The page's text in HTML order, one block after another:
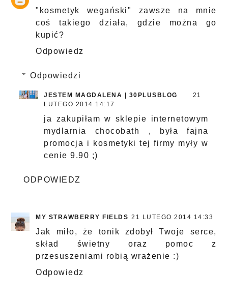
"kosmetyk wegański" zawsze na mnie
coś takiego działa, gdzie można go
kupić?
Odpowiedz
Odpowiedzi
JESTEM MAGDALENA | 30PLUSBLOG
21
LUTEGO 2014 14:17
ja zakupiłam w sklepie internetowym
mydlarnia chocobath , była fajna
promocja i kosmetyki tej firmy myły w
cenie 9.90 ;)
ODPOWIEDZ
MY STRAWBERRY FIELDS 21 LUTEGO 2014 14:33
Jak miło, że tonik zdobył Twoje serce,
skład świetny oraz pomoc z
przesuszeniami robią wrażenie :)
Odpowiedz